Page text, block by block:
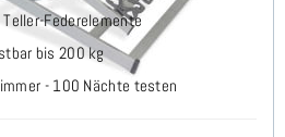
Federelemente
bis 200 kg
- 100 Nächte testen